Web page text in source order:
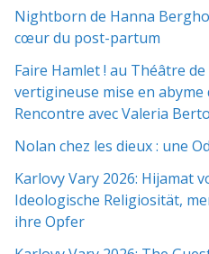
Nightborn de Hanna
cœur du post-partum
Faire Hamlet ! au Théâtre
vertigineuse mise en
Rencontre avec Valeria
Nolan chez les dieux : une
Karlovy Vary 2026: Hijamat
Ideologische Religiosität,
ihre Opfer